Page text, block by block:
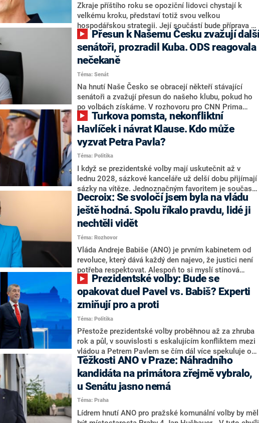
Zkraje příštího roku se opoziční lidovci chystají k
velkému kroku, představí totiž svou velkou
hospodářskou strategii. Její součástí bude příprava na
stárnutí populace, řekl ve středu na setkání s novináři
nový předseda lidovců Jan Grolich. Ten zároveň v
senátních volbách kandiduje ve Vyškově. Popsal i
aktivitu opozice, o níž vládní strany nebo političtí
komentátoři mluví jako o slabé a v defenzivě. „Je to
úmorná práce upozorňovat na chyby vlády. Ministři s
námi navíc nechodí do debat. Chceme ale ukazovat
svoje témata,“ odpověděl Grolich na dotaz CNN Prima
NEWS.
senátoři, prozradil Kuba. ODS reagovala
nečekaně
Téma: Senát
Na hnutí Naše Česko se obracejí někteří stávající
senátoři a zvažují přesun do našeho klubu, pokud ho
po volbách získáme. V rozhovoru pro CNN Prima
NEWS to řekl zakladatel hnutí a jihočeský hejtman
Martin Kuba. Konkrétní nebyl, ale získat by takto mohl
například senátora Zdeňka Hrabu, který je dnes
součástí klubu ODS a TOP 09. Hraba to na dotaz
redakce nevyloučil. Předseda klubu senátorů ODS
Zdeněk Nytra redakci řekl, že počítá s odchodem
některých senátorů z klubu a že Naše Česko není
nepřítel, ale soupeř.
Havlíček i návrat Klause. Kdo může
vyzvat Petra Pavla?
Téma: Politika
I když se prezidentské volby mají uskutečnit až v
lednu 2028, sázkové kanceláře už delší dobu přijímají
sázky na vítěze. Jednoznačným favoritem je současná
hlava státu Petr Pavel. Daleko za ním pak bookmakeři
zmiňují dva výrazné politiky ANO, tedy premiéra
Andreje Babiše a ministra průmyslu Karla Havlíčka.
Oblíbeným tipem samotných sázkařů je poslanec za
Motoristy Filip Turek. Politolog Jan Kubáček nicméně
o případné kandidatuře kohokoliv ze zmíněné trojice
značně pochybuje. Podle něj současná koalice dosud
nemá osobu, která by Pavlovi mohla konkurovat.
Decroix: Se svoločí jsem byla na vládu
ještě hodná. Spolu říkalo pravdu, lidé ji
nechtěli vidět
Téma: Rozhovor
Vláda Andreje Babiše (ANO) je prvním kabinetem od
revoluce, který dává každý den najevo, že justici není
potřeba respektovat. Alespoň to si myslí stínová
ministryně spravedlnosti ODS Eva Decroix. V
rozhovoru pro CNN Prima NEWS si nebrala servítky
ohledně politického výkonu svého nástupce Jeronýma
Tejce (za ANO) či vládní zmocněnkyně pro lidská
práva Taťány Malé (ANO). Označením „svoloč“ na
adresu vlády prý byla ještě hodná. Decroix se také
vrátila k volební porážce koalice Spolu či promluvila o
hnutí Naše Česko Martina Kuby.
opakovat duel Pavel vs. Babiš? Experti
zmiňují pro a proti
Téma: Politika
Přestože prezidentské volby proběhnou až za zhruba
rok a půl, v souvislosti s eskalujícím konfliktem mezi
vládou a Petrem Pavlem se čím dál více spekuluje o
tom, koho by do bitvy o Hrad mohla vyslat současná
koalice. Někteří političtí komentátoři znovu vytahují
jméno premiéra Andreje Babiše (ANO). Jak moc je
pravděpodobné, že se v prezidentských volbách 2028
bude znovu opakovat souboj z roku 2023?
Těžkosti ANO v Praze: Náhradního
kandidáta na primátora zřejmě vybralo,
u Senátu jasno nemá
Téma: Praha
Lídrem hnutí ANO pro pražské komunální volby by měl